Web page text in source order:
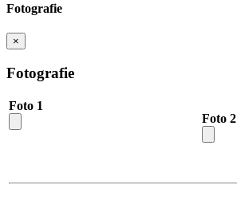
Fotografie
×
Fotografie
Foto 1
Foto 2